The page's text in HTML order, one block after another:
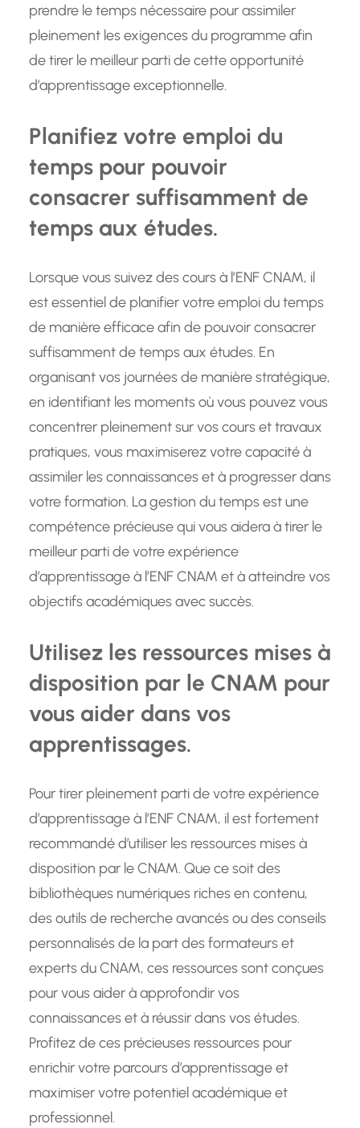
prendre le temps nécessaire pour assimiler
pleinement les exigences du programme afin
de tirer le meilleur parti de cette opportunité
d’apprentissage exceptionnelle.
Planifiez votre emploi du
temps pour pouvoir
consacrer suffisamment de
temps aux études.
Lorsque vous suivez des cours à l’ENF CNAM, il
est essentiel de planifier votre emploi du temps
de manière efficace afin de pouvoir consacrer
suffisamment de temps aux études. En
organisant vos journées de manière stratégique,
en identifiant les moments où vous pouvez vous
concentrer pleinement sur vos cours et travaux
pratiques, vous maximiserez votre capacité à
assimiler les connaissances et à progresser dans
votre formation. La gestion du temps est une
compétence précieuse qui vous aidera à tirer le
meilleur parti de votre expérience
d’apprentissage à l’ENF CNAM et à atteindre vos
objectifs académiques avec succès.
Utilisez les ressources mises à
disposition par le CNAM pour
vous aider dans vos
apprentissages.
Pour tirer pleinement parti de votre expérience
d’apprentissage à l’ENF CNAM, il est fortement
recommandé d’utiliser les ressources mises à
disposition par le CNAM. Que ce soit des
bibliothèques numériques riches en contenu,
des outils de recherche avancés ou des conseils
personnalisés de la part des formateurs et
experts du CNAM, ces ressources sont conçues
pour vous aider à approfondir vos
connaissances et à réussir dans vos études.
Profitez de ces précieuses ressources pour
enrichir votre parcours d’apprentissage et
maximiser votre potentiel académique et
professionnel.